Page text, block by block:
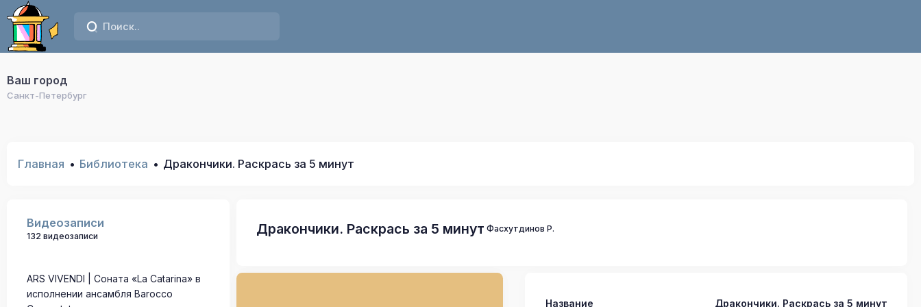
Ваш город
Санкт-Петербург
Главная Библиотека Дракончики. Раскрась за 5 минут
Видеозаписи
132 видеозаписи
ARS VIVENDI | Соната «La Catarina» в
исполнении ансамбля Barocco
Дракончики. Раскрась за 5 минут Фасхутдинов Р.
Название Дракончики. Раскрась за 5 минут